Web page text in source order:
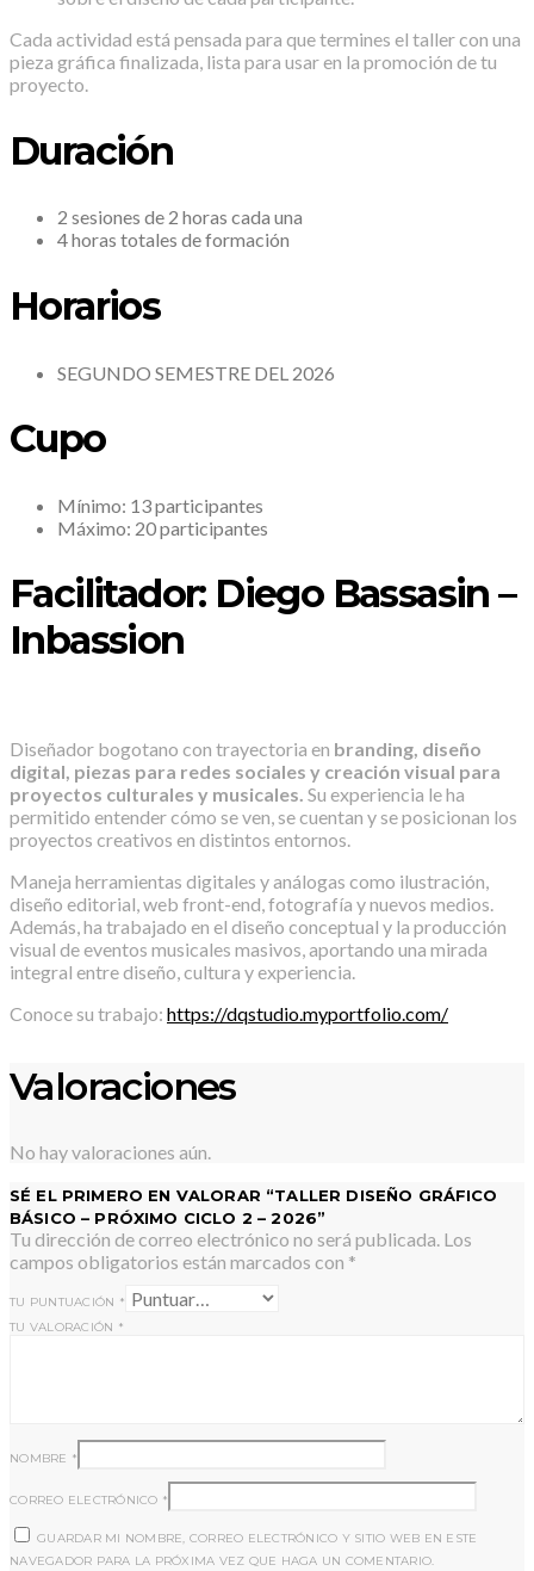
Cada actividad está pensada para que termines el taller con una
pieza gráfica finalizada, lista para usar en la promoción de tu
proyecto.
Duración
2 sesiones de 2 horas cada una
4 horas totales de formación
Horarios
SEGUNDO SEMESTRE DEL 2026
Cupo
Mínimo: 13 participantes
Máximo: 20 participantes
Facilitador: Diego Bassasin –
Inbassion
Diseñador bogotano con trayectoria en branding, diseño
digital, piezas para redes sociales y creación visual para
proyectos culturales y musicales. Su experiencia le ha
permitido entender cómo se ven, se cuentan y se posicionan los
proyectos creativos en distintos entornos.
Maneja herramientas digitales y análogas como ilustración,
diseño editorial, web front-end, fotografía y nuevos medios.
Además, ha trabajado en el diseño conceptual y la producción
visual de eventos musicales masivos, aportando una mirada
integral entre diseño, cultura y experiencia.
Conoce su trabajo: https://dqstudio.myportfolio.com/
Valoraciones
No hay valoraciones aún.
SÉ EL PRIMERO EN VALORAR “TALLER DISEÑO GRÁFICO
BÁSICO – PRÓXIMO CICLO 2 – 2026”
Tu dirección de correo electrónico no será publicada. Los
campos obligatorios están marcados con *
TU PUNTUACIÓN *
TU VALORACIÓN *
NOMBRE *
CORREO ELECTRÓNICO *
GUARDAR MI NOMBRE, CORREO ELECTRÓNICO Y SITIO WEB EN ESTE
NAVEGADOR PARA LA PRÓXIMA VEZ QUE HAGA UN COMENTARIO.